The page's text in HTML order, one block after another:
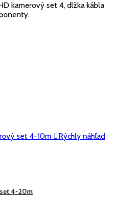
kamerový set 4, dlžka kábla
Rýchly náhľad
4-20m